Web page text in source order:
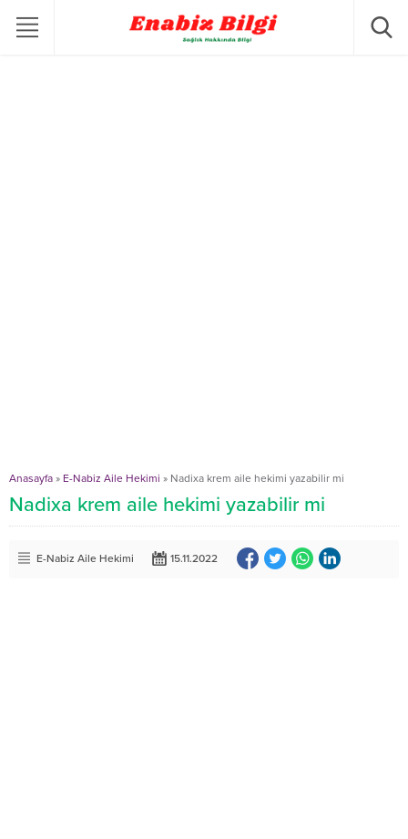
Anasayfa » E-Nabiz Aile Hekimi » Nadixa krem aile hekimi yazabilir mi
Nadixa krem aile hekimi yazabilir mi
E-Nabiz Aile Hekimi 15.11.2022